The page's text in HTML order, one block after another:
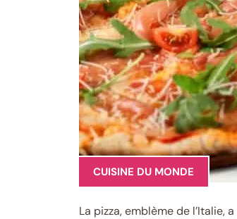
CUISINE DU MONDE
La pizza, emblème de l’Italie,